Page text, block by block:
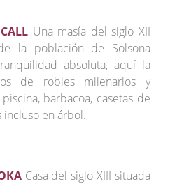
Una masía del siglo XII
la población de Solsona
absoluta, aquí la
de robles milenarios y
barbacoa, casetas de
incluso en árbol.
Casa del siglo XIII situada